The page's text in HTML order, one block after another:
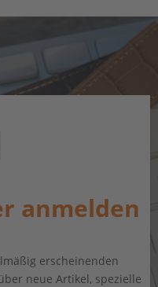
anmelden
erscheinenden
neue Artikel, spezielle